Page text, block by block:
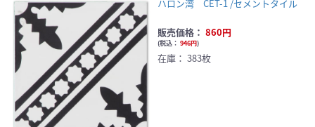
ハロン湾 CET-1 /セメントタイル
販売価格： 860円
(税込： 946円)
在庫： 383枚